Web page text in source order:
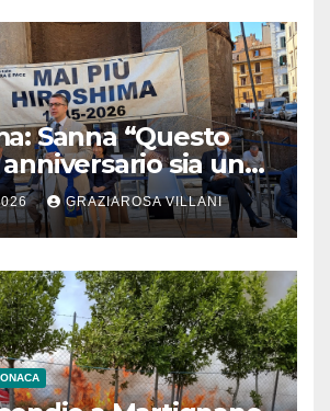
Sanna “Questo
sia un
tutti”
GRAZIAROSA VILLANI